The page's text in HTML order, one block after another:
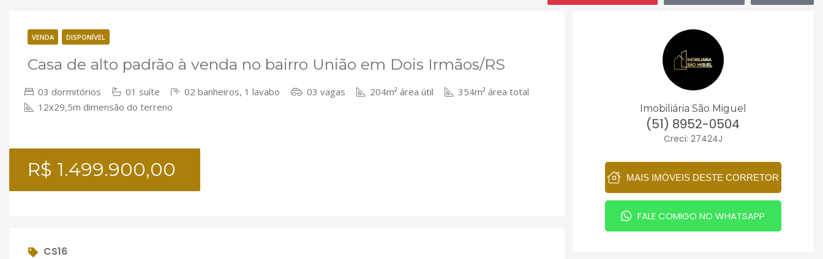
VENDA DISPONÍVEL
Casa de alto padrão à venda no bairro União em Dois Irmãos/RS
03 dormitórios 01 suíte 02 banheiros, 1 lavabo 03 vagas 204m² área útil
354m² área total
12x29,5m dimensão do terreno
R$ 1.499.900,00
CS16
Imobiliária São Miguel
(51) 8952-0504
Creci: 27424J
MAIS IMÓVEIS DESTE CORRETOR
FALE COMIGO NO WHATSAPP